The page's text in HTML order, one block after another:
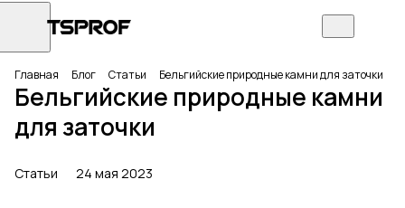
Главная Блог Статьи Бельгийские природные камни для заточки
Бельгийские природные камни
для заточки
Статьи 24 мая 2023